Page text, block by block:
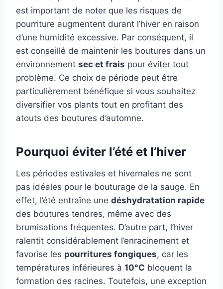
est important de noter que les risques de
pourriture augmentent durant l’hiver en raison
d’une humidité excessive. Par conséquent, il
est conseillé de maintenir les boutures dans un
environnement sec et frais pour éviter tout
problème. Ce choix de période peut être
particulièrement bénéfique si vous souhaitez
diversifier vos plants tout en profitant des
atouts des boutures d’automne.
Pourquoi éviter l’été et l’hiver
Les périodes estivales et hivernales ne sont
pas idéales pour le bouturage de la sauge. En
effet, l’été entraîne une déshydratation rapide
des boutures tendres, même avec des
brumisations fréquentes. D’autre part, l’hiver
ralentit considérablement l’enracinement et
favorise les pourritures fongiques, car les
températures inférieures à 10°C bloquent la
formation des racines. Toutefois, une exception